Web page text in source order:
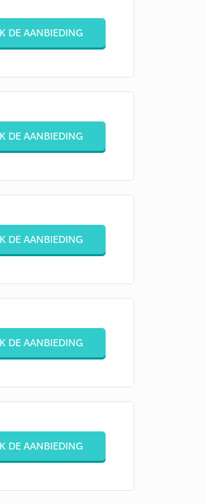
DE AANBIEDING
DE AANBIEDING
DE AANBIEDING
DE AANBIEDING
DE AANBIEDING